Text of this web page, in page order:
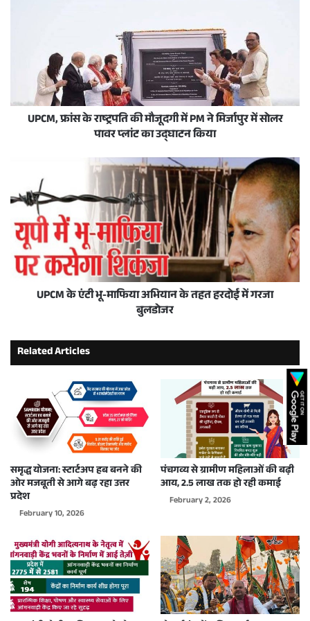
UPCM, फ्रांस के राष्ट्रपति की मौजूदगी में PM ने मिर्जापुर में सोलर
पावर प्लांट का उद्घाटन किया
UPCM के एंटी भू-माफिया अभियान के तहत हरदोई में गरजा
बुलडोजर
Related Articles
समृद्ध योजना: स्टार्टअप हब बनने की
ओर मजबूती से आगे बढ़ रहा उत्तर
प्रदेश
February 10, 2026
पंचगव्य से ग्रामीण महिलाओं की बढ़ी
आय, 2.5 लाख तक हो रही कमाई
February 2, 2026